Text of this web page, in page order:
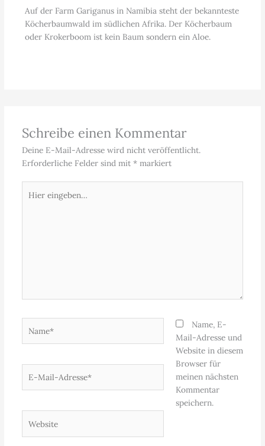
Auf der Farm Gariganus in Namibia steht der bekannteste
Köcherbaumwald im südlichen Afrika. Der Köcherbaum
oder Krokerboom ist kein Baum sondern ein Aloe.
Schreibe einen Kommentar
Deine E-Mail-Adresse wird nicht veröffentlicht.
Erforderliche Felder sind mit *markiert
eingeben…
Mail-
Name, E-
Mail-Adresse und
Website in diesem
Browser für
meinen nächsten
Kommentar
speichern.